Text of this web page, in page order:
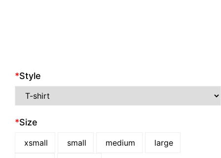
*Style
*Size
xsmall small medium large